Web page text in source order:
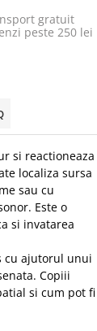
gratuit
peste 250 lei
si reactioneaza
localiza sursa
sau cu
Este o
si invatarea
cu ajutorul unui
Copiii
si cum pot fi